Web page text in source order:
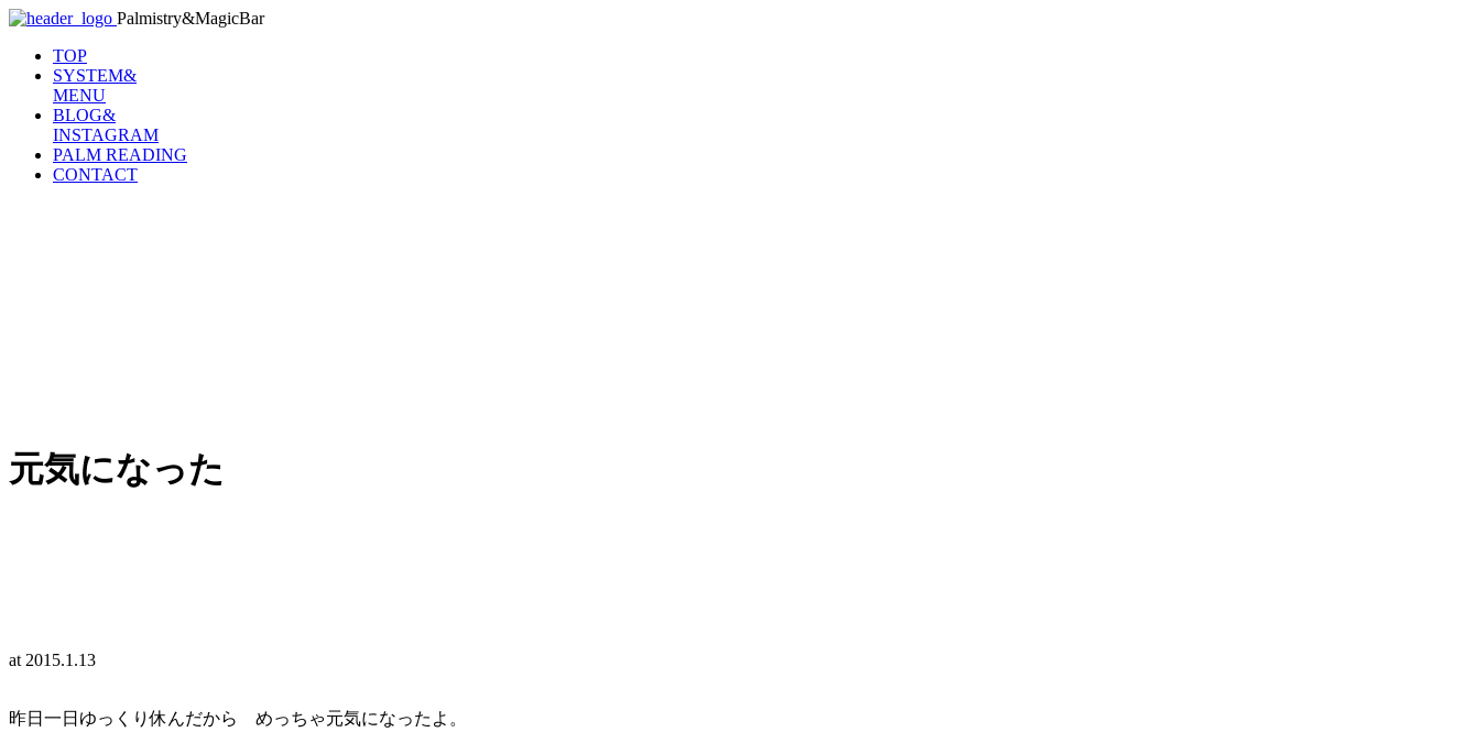
Palmistry&MagicBar
TOP
SYSTEM&
MENU
BLOG&
INSTAGRAM
PALM READING
CONTACT
元気になった
at 2015.1.13
昨日一日ゆっくり休んだから めっちゃ元気になったよ。